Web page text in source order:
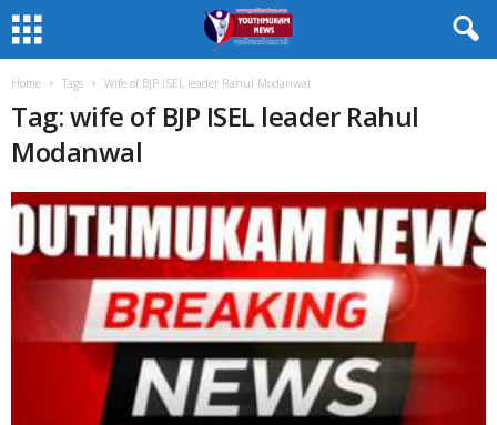
Home Tags Wife of BJP ISEL leader Rahul Modanwal
Tag: wife of BJP ISEL leader Rahul
Modanwal